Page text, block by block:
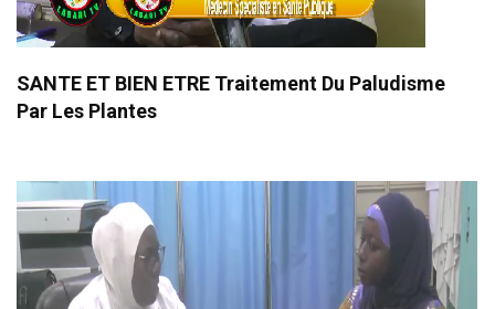
SANTE ET BIEN ETRE Traitement Du Paludisme
Par Les Plantes